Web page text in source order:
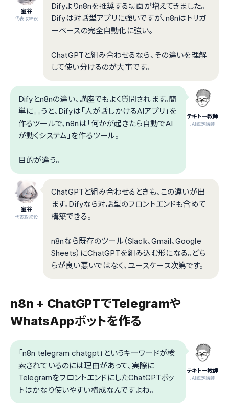
室谷
代表取締役
Difyよりn8nを推奨する場面が増えてきました。
Difyは対話型アプリに強いですが、n8nはトリガ
ーベースの完全自動化に強い。
ChatGPTと組み合わせるなら、その違いを理解
して使い分けるのが大事です。
テキトー教師
.AI認定講師
Difyとn8nの違い、講座でもよく質問されます。簡
単に言うと、Difyは「人が話しかけるAIアプリ」を
作るツールで、n8nは「何かが起きたら自動でAI
が動くシステム」を作るツール。
目的が違う。
室谷
代表取締役
ChatGPTと組み合わせるときも、この違いが出
ます。Difyなら対話型のフロントエンドも含めて
構築できる。
n8nなら既存のツール（Slack、Gmail、Google
Sheets）にChatGPTを組み込む形になる。どち
らが良い悪いではなく、ユースケース次第です。
n8n + ChatGPTでTelegramや
WhatsAppボットを作る
テキトー教師
.AI認定講師
「n8n telegram chatgpt」というキーワードが検
索されているのには理由があって、実際に
TelegramをフロントエンドにしたChatGPTボッ
トはかなり使いやすい構成なんですよね。